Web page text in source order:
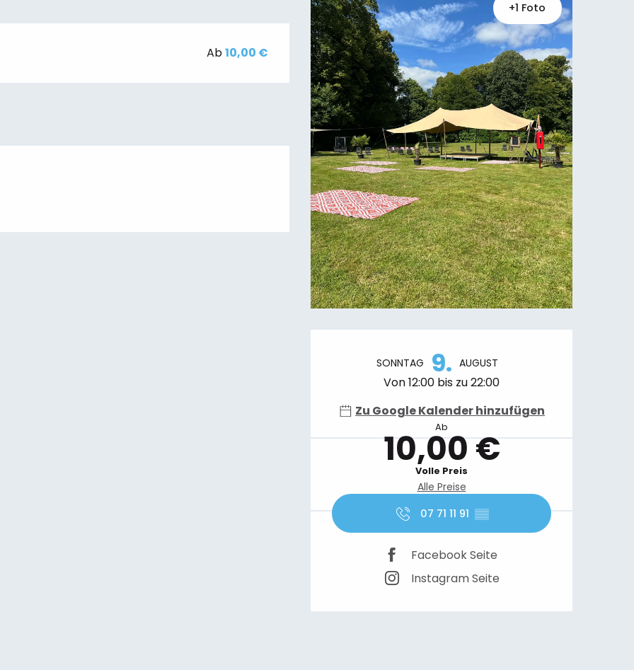
+1 Foto
Öffnungszeiten & Kontaktdaten
SONNTAG 9. AUGUST
Von 12:00 bis zu 22:00
Zu Google Kalender hinzufügen
Ab
10,00 €
Volle Preis
Alle Preise
07 71 11 91 ▒▒
Facebook Seite
Instagram Seite
Ab10,00 €